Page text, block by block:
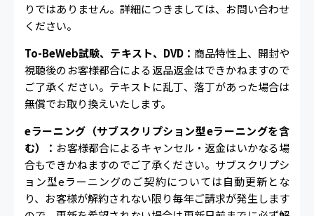
りではありません。詳細につきましては、お問い合わせ
ください。
To-BeWeb試験、テキスト、DVD： 商品特性上、開封や
視聴後のお客様都合による返品返金はできかねますので
ご了承ください。テキストに乱丁、落丁があった場合は
無償でお取り換えいたします。
eラーニング（サブスクリプション型eラーニングを含
む）： お客様都合によるキャンセル・返金はいかなる場
合もできかねますのでご了承ください。サブスクリプシ
ョン型eラーニングのご契約については自動更新とな
り、お客様が解約されない限り毎年ご請求が発生します